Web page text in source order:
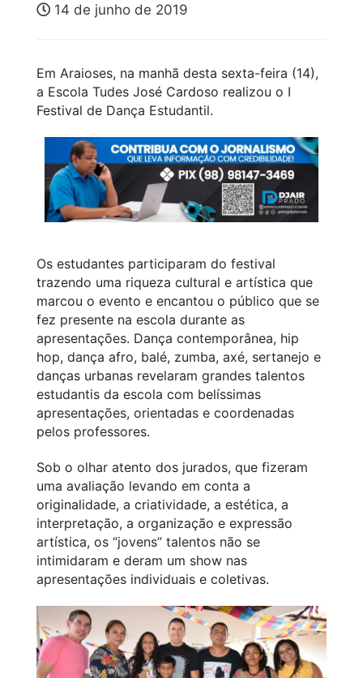
14 de junho de 2019
Em Araioses, na manhã desta sexta-feira (14),
a Escola Tudes José Cardoso realizou o I
Festival de Dança Estudantil.
Os estudantes participaram do festival
trazendo uma riqueza cultural e artística que
marcou o evento e encantou o público que se
fez presente na escola durante as
apresentações. Dança contemporânea, hip
hop, dança afro, balé, zumba, axé, sertanejo e
danças urbanas revelaram grandes talentos
estudantis da escola com belíssimas
apresentações, orientadas e coordenadas
pelos professores.
Sob o olhar atento dos jurados, que fizeram
uma avaliação levando em conta a
originalidade, a criatividade, a estética, a
interpretação, a organização e expressão
artística, os “jovens” talentos não se
intimidaram e deram um show nas
apresentações individuais e coletivas.